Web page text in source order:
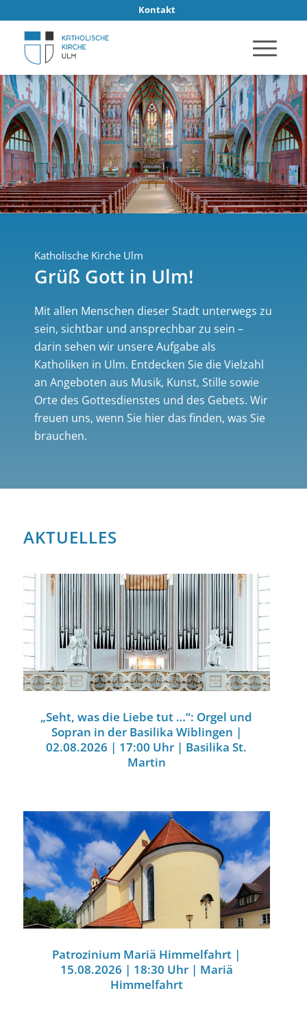
Kontakt
Katholische Kirche Ulm
Grüß Gott in Ulm!
Mit allen Menschen dieser Stadt unterwegs zu
sein, sichtbar und ansprechbar zu sein –
darin sehen wir unsere Aufgabe als
Katholiken in Ulm. Entdecken Sie die Vielzahl
an Angeboten aus Musik, Kunst, Stille sowie
Orte des Gottesdienstes und des Gebets. Wir
freuen uns, wenn Sie hier das finden, was Sie
brauchen.
AKTUELLES
„Seht, was die Liebe tut …“: Orgel und
Sopran in der Basilika Wiblingen |
02.08.2026 | 17:00 Uhr | Basilika St.
Martin
Patrozinium Mariä Himmelfahrt |
15.08.2026 | 18:30 Uhr | Mariä
Himmelfahrt